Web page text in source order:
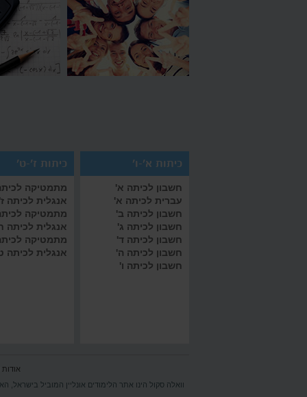
כיתות א'-ו'
חשבון לכיתה א'
עברית לכיתה א'
חשבון לכיתה ב'
חשבון לכיתה ג'
חשבון לכיתה ד'
חשבון לכיתה ה'
חשבון לכיתה ו'
כיתות ז'-ט'
מתמטיקה
אנגלית לכיתה ז'
מתמטיקה
אנגלית לכיתה
מתמטיקה
אנגלית לכיתה
אודות
וואלה סקול הינו אתר הלימודים אונליין המוביל בישראל,